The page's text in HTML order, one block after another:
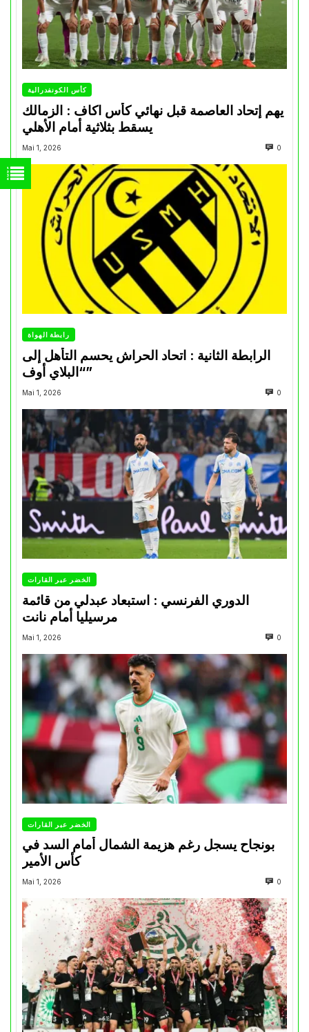
كأس الكونفدرالية
يهم إتحاد العاصمة قبل نهائي كأس اكاف : الزمالك
Mai 1, 2026 0
رابطة الهواة
الرابطة الثانية : اتحاد الحراش يحسم التأهل إلى
“البلاي أوف”
Mai 1, 2026 0
الخضر عبر القارات
الدوري الفرنسي : استبعاد عبدلي من قائمة
مرسيليا أمام نانت
Mai 1, 2026 0
الخضر عبر القارات
بونجاح يسجل رغم هزيمة الشمال أمام السد في
كأس الأمير
Mai 1, 2026 0